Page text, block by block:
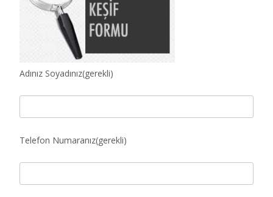
Adınız Soyadınız(gerekli)
Telefon Numaranız(gerekli)